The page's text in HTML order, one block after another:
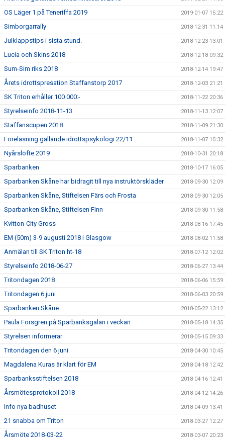
OS Läger 1 på Teneriffa 2019 2019-01-07 15:22
Simborgarrally 2018-12-31 11:14
Julklappstips i sista stund. 2018-12-23 13:01
Lucia och Skins 2018 2018-12-18 09:32
Sum-Sim riks 2018 2018-12-14 19:47
Årets idrottspresation Staffanstorp 2017 2018-12-03 21:21
SK Triton erhåller 100 000:- 2018-11-22 20:36
Styrelseinfo 2018-11-13 2018-11-13 12:07
Staffanscupen 2018 2018-11-09 21:30
Föreläsning gällande idrottspsykologi 22/11 2018-11-07 15:32
Nyårslöfte 2019 2018-10-31 20:18
Sparbanken 2018-10-17 16:05
Sparbanken Skåne har bidragit till nya instruktörskläder 2018-09-30 12:09
Sparbanken Skåne, Stiftelsen Färs och Frosta 2018-09-30 12:05
Sparbanken Skåne, Stiftelsen Finn 2018-09-30 11:58
Kvitton-City Gross 2018-08-16 17:45
EM (50m) 3-9 augusti 2018 i Glasgow 2018-08-02 11:58
Anmälan till SK Triton ht-18 2018-07-12 12:02
Styrelseinfo 2018-06-27 2018-06-27 13:44
Tritondagen 2018 2018-06-06 15:59
Tritondagen 6:juni 2018-06-03 20:59
Sparbanken Skåne 2018-05-22 13:12
Paula Forsgren på Sparbanksgalan i veckan 2018-05-18 14:35
Styrelsen informerar 2018-05-15 09:33
Tritondagen den 6 juni 2018-04-30 10:45
Magdalena Kuras är klart för EM 2018-04-18 12:42
Sparbanksstiftelsen 2018 2018-04-16 12:41
Årsmötesprotokoll 2018 2018-04-12 14:26
Info nya badhuset 2018-04-09 13:41
21 snabba om Triton 2018-03-27 12:27
Årsmöte 2018-03-22 2018-03-07 20:23